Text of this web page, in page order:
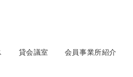
貸会議室 会員事業所紹介